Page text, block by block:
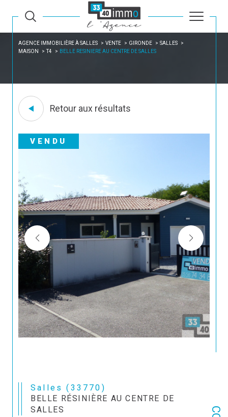
AGENCE IMMOBILIÈRE À SALLES VENTE GIRONDE
SALLES
MAISON
T4 BELLE RESINIERE AU CENTRE DE SALLES
Retour aux résultats
VENDU
Salles (33770)
BELLE RÉSINIÈRE AU CENTRE DE
SALLES